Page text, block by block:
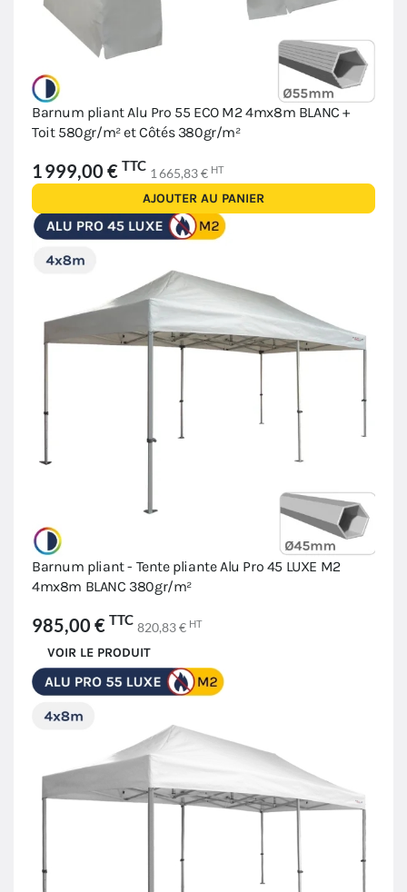
Barnum pliant Alu Pro 55 ECO M2 4mx8m BLANC +
Toit 580gr/m² et Côtés 380gr/m²
1 999,00 € TTC 1 665,83 € HT
AJOUTER AU PANIER
Barnum pliant - Tente pliante Alu Pro 45 LUXE M2
4mx8m BLANC 380gr/m²
985,00 € TTC 820,83 € HT
VOIR LE PRODUIT